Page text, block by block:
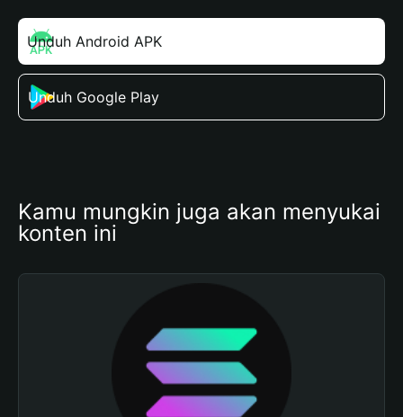
Unduh Android APK
Unduh Google Play
Kamu mungkin juga akan menyukai
konten ini